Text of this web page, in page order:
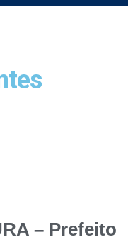
– Prefeito